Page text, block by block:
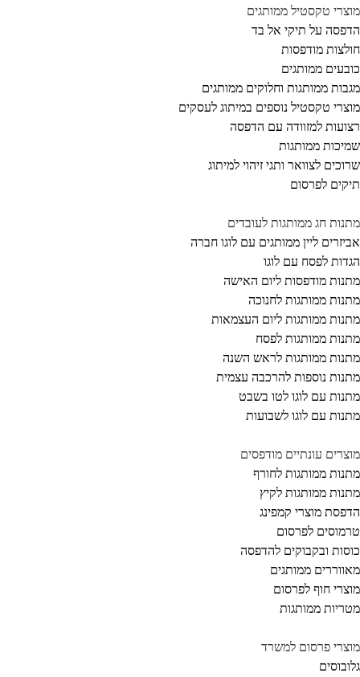
טקסטיל ממותגים
על תיקי אל בד
מודפסות
ממותגים
ממותגות וחלוקים ממותגים
טקסטיל נוספים במיתוג לעסקים
למזוודה עם הדפסה
ממותגות
לצוואר ותגי זיהוי למיתוג
לפרסום
חג ממותגות לעובדים
ליין ממותגים עם לוגו חברה
לפסח עם לוגו
מודפסות ליום האישה
ממותגות לחנוכה
ממותגות ליום העצמאות
ממותגות לפסח
ממותגות לראש השנה
נוספות להרכבה עצמית
עם לוגו לטו בשבט
עם לוגו לשבועות
עונתיים מודפסים
ממותגות לחורף
ממותגות לקיץ
מוצרי קמפינג
לפרסום
ובקבוקים להדפסה
ממותגים
חוף לפרסום
ממותגות
פרסום למשרד